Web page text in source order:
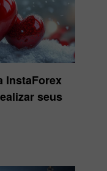
InstaForex
seus